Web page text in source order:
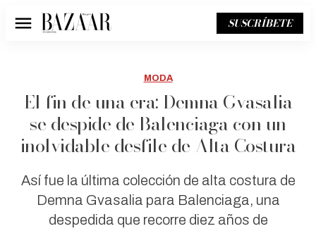
Menú SUSCRÍBETE
MODA
El fin de una era: Demna Gvasalia
se despide de Balenciaga con un
inolvidable desfile de Alta Costura
Así fue la última colección de alta costura de
Demna Gvasalia para Balenciaga, una
despedida que recorre diez años de